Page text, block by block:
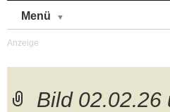
Menü
Bild 02.02.26